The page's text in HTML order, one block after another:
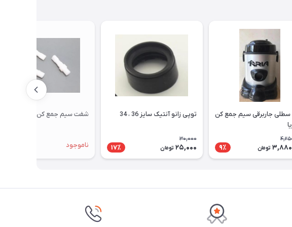
سطلی جاربرقی سیم جمع کن
تومان 9٪
توپی زانو آنتیک سایز 36 ، 34
30,000
25,000 تومان 17٪
شفت سیم جمع کن ناسیونال
ناموجود